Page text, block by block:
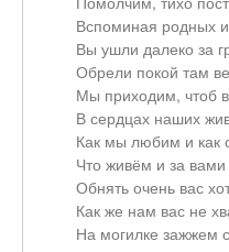
Вспоминая родных и
Вы ушли далеко за
Обрели покой там
Мы приходим, чтоб
В сердцах наших
Как мы любим и как
Что живём и за вами
Обнять очень вас
Как же нам вас не
На могилке зажжем